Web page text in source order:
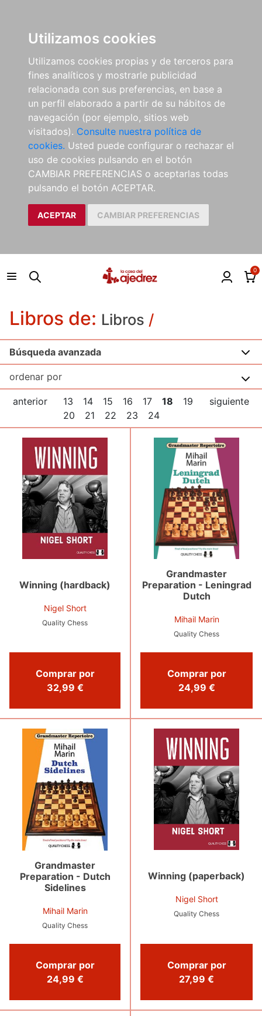
Utilizamos cookies
Utilizamos cookies propias y de terceros para
fines analíticos y mostrarle publicidad
relacionada con sus preferencias, en base a
un perfil elaborado a partir de su hábitos de
navegación (por ejemplo, sitios web
visitados). Consulte nuestra política de
cookies. Usted puede configurar o rechazar el
uso de cookies pulsando en el botón
CAMBIAR PREFERENCIAS o aceptarlas todas
pulsando el botón ACEPTAR.
ACEPTAR CAMBIAR PREFERENCIAS
0
Libros de: Libros /
Búsqueda avanzada
anterior 13 14 15 16 17 18
19
20
21 22 23 24
siguiente
Winning (hardback)
Nigel Short
Quality Chess
Comprar por
32,99 €
Grandmaster
Preparation - Leningrad
Dutch
Mihail Marin
Quality Chess
Comprar por
24,99 €
Grandmaster
Preparation - Dutch
Sidelines
Mihail Marin
Quality Chess
Comprar por
24,99 €
Winning (paperback)
Nigel Short
Quality Chess
Comprar por
27,99 €